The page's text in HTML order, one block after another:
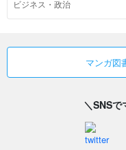
ビジネス・政治
マンガ図
＼SNSで